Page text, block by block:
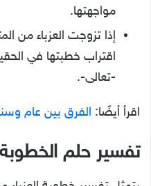
مواجهتها.
إذا تزوجت العزباء من
اقتراب خطبتها في
-تعالى-.
اقرأ أيضًا: الفرق بين عام
تفسير حلم